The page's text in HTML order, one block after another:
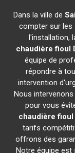
Dans la ville de
compter sur les
l'installation,
chaudière fioul
équipe de
répondre à
intervention
Nous
pour vous
chaudière fioul
tarifs
offrons des
Notre équipe